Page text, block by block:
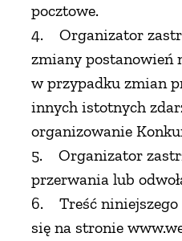
pocztowe.
4. Organizator
zmiany postanowień
w przypadku zmian
innych istotnych
organizowanie
5. Organizator
przerwania lub
6. Treść niniejszego
się na stronie